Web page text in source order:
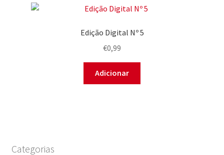
Edição Digital Nº 5
€0,99
Adicionar
Categorias